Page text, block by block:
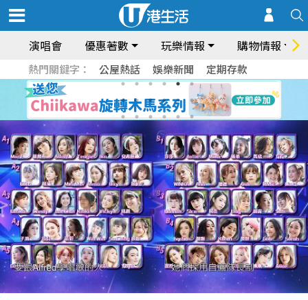
演唱會 優惠著數 玩樂情報 購物情報
熱門關鍵字： 公屋熱話 娛樂新聞 定期存款